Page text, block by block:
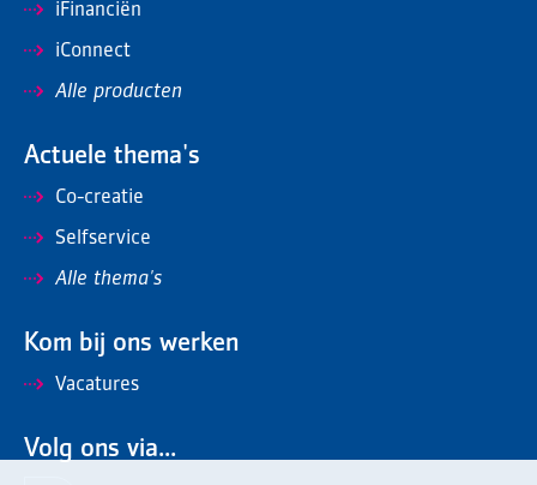
iFinanciën
iConnect
Alle producten
Actuele thema's
Co-creatie
Selfservice
Alle thema's
Kom bij ons werken
Vacatures
Volg ons via...